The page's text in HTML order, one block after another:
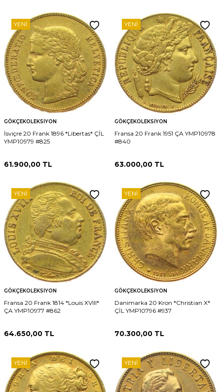
YENI
GÖKÇEKOLEKSIYON
İsviçre 20 Frank 1896 *Libertas* ÇİL
YMP10979 #825
61.900,00 TL
YENI
GÖKÇEKOLEKSIYON
Fransa 20 Frank 1951 ÇA YMP10978
#840
63.000,00 TL
YENI
GÖKÇEKOLEKSIYON
Fransa 20 Frank 1814 *Louis XVIII*
ÇA YMP10977 #862
64.650,00 TL
YENI
GÖKÇEKOLEKSIYON
Danimarka 20 Kron *Christian X*
ÇİL YMP10796 #937
70.300,00 TL
YENI YENI